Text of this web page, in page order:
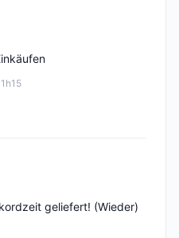
geliefert! (Wieder)